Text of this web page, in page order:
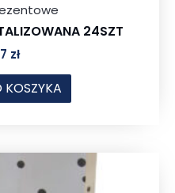
24SZT
zł